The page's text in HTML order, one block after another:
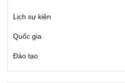
Lịch sự kiện
Quốc gia
Đào tạo